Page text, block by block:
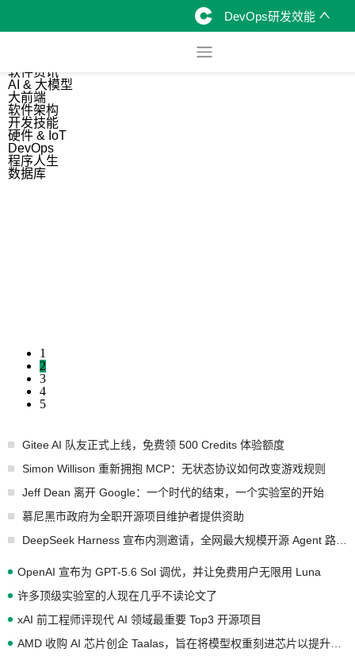
DevOps研发效能
软件资讯
AI & 大模型
大前端
软件架构
开发技能
硬件 & IoT
DevOps
程序人生
数据库
1
2
3
4
5
Gitee AI 队友正式上线，免费领 500 Credits 体验额度
Simon Willison 重新拥抱 MCP：无状态协议如何改变游戏规则
Jeff Dean 离开 Google：一个时代的结束，一个实验室的开始
慕尼黑市政府为全职开源项目维护者提供资助
OpenAI 宣布为 GPT-5.6 Sol 调优，并让免费用户无限用 Luna
许多顶级实验室的人现在几乎不读论文了
xAI 前工程师评现代 AI 领域最重要 Top3 开源项目